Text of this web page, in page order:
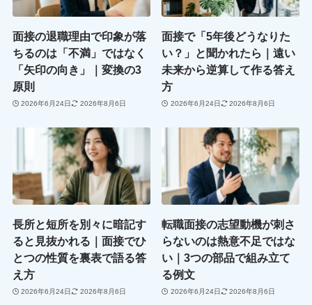
面接の退職理由で印象が落
ちるのは「不満」ではなく
「矢印の向き」｜変換の3
原則
2026年6月24日 2026年8月6日
面接で「5年後どうなりた
い？」と聞かれたら｜遠い
未来から逆算して作る答え
方
2026年6月24日 2026年8月6日
長所と短所を別々に暗記す
ると見抜かれる｜面接でひ
とつの性質を裏表で語る答
え方
2026年6月24日 2026年8月6日
転職面接の志望動機が刺さ
らないのは熱意不足ではな
い｜3つの部品で組み立て
る例文
2026年6月24日 2026年8月6日